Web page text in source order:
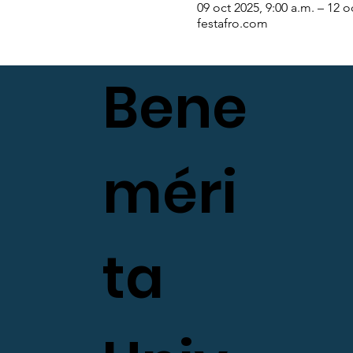
09 oct 2025, 9:00 a.m. – 12
festafro.com
Bene
méri
ta